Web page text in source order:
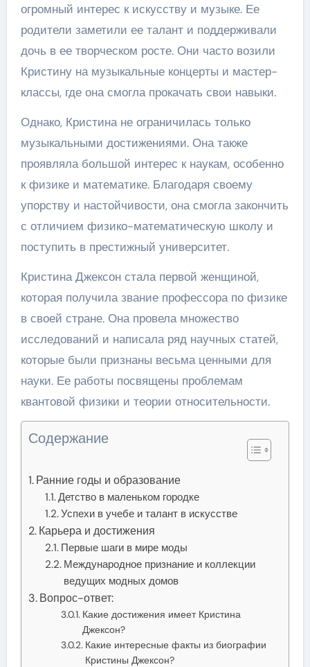
огромный интерес к искусству и музыке. Ее
родители заметили ее талант и поддерживали
дочь в ее творческом росте. Они часто возили
Кристину на музыкальные концерты и мастер-
классы, где она смогла прокачать свои навыки.
Однако, Кристина не ограничилась только
музыкальными достижениями. Она также
проявляла большой интерес к наукам, особенно
к физике и математике. Благодаря своему
упорству и настойчивости, она смогла закончить
с отличием физико-математическую школу и
поступить в престижный университет.
Кристина Джексон стала первой женщиной,
которая получила звание профессора по физике
в своей стране. Она провела множество
исследований и написала ряд научных статей,
которые были признаны весьма ценными для
науки. Ее работы посвящены проблемам
квантовой физики и теории относительности.
Содержание
Ранние годы и образование
Детство в маленьком городке
Успехи в учебе и талант в искусстве
Карьера и достижения
Первые шаги в мире моды
Международное признание и коллекции
ведущих модных домов
Вопрос-ответ:
Какие достижения имеет Кристина
Джексон?
Какие интересные факты из биографии
Кристины Джексон?